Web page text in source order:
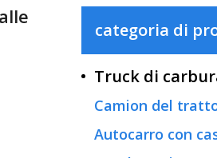
categoria di
Camion del